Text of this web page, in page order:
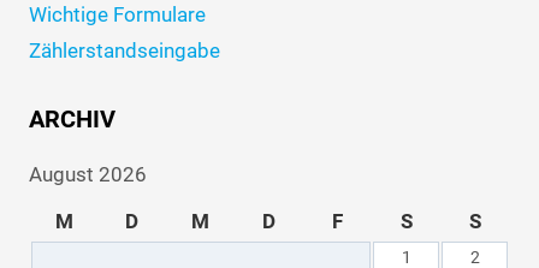
Wichtige Formulare
Zählerstandseingabe
ARCHIV
August 2026
M
D M D F S S
1
2